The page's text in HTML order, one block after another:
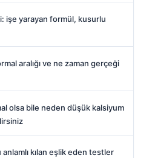
işe yarayan formül, kusurlu
aralığı ve ne zaman gerçeği
olsa bile neden düşük kalsiyum
kılan eşlik eden testler